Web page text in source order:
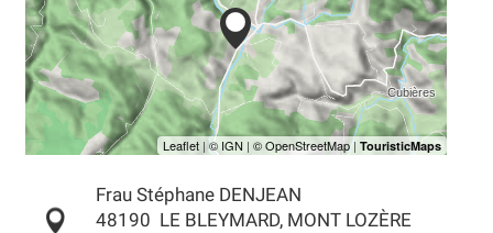
Frau Stéphane DENJEAN
48190 LE BLEYMARD, MONT LOZÈRE